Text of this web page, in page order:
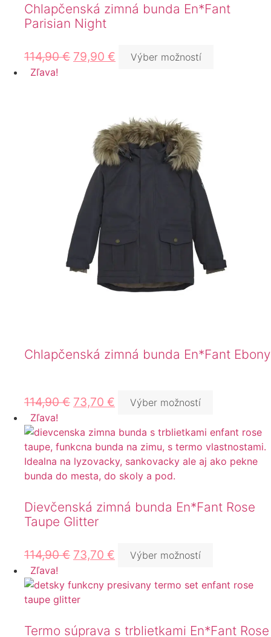
Chlapčenská zimná bunda En*Fant
Parisian Night
114,90€ 79,90 €
Výber možností
Zľava!
Chlapčenská zimná bunda En*Fant Ebony
114,90€ 73,70 €
Výber možností
Zľava!
Dievčenská zimná bunda En*Fant Rose
Taupe Glitter
114,90€ 73,70 €
Výber možností
Zľava!
Termo súprava s trblietkami En*Fant Rose